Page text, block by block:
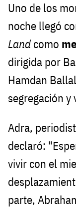
Uno de los
noche llegó
Landcomo
dirigida por
Hamdan
segregación y
Adra,
declaró:
vivir con el
parte,